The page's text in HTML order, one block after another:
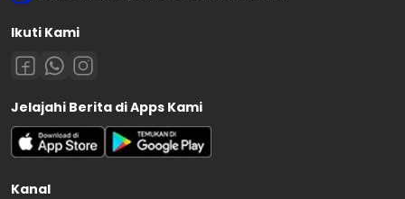
Ikuti Kami
Jelajahi Berita di Apps Kami
Kanal